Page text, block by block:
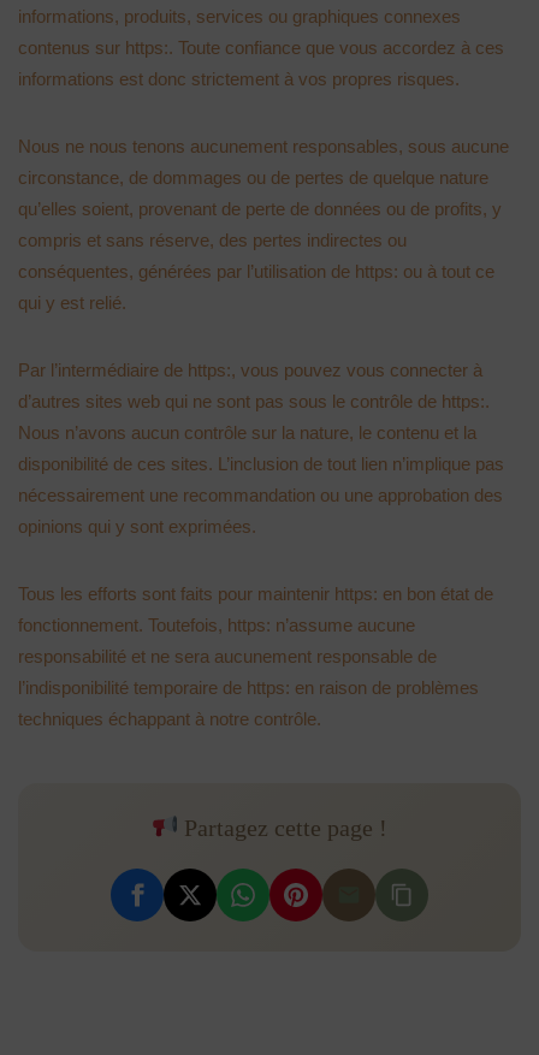
informations, produits, services ou graphiques connexes
contenus sur https:. Toute confiance que vous accordez à ces
informations est donc strictement à vos propres risques.
Nous ne nous tenons aucunement responsables, sous aucune
circonstance, de dommages ou de pertes de quelque nature
qu’elles soient, provenant de perte de données ou de profits, y
compris et sans réserve, des pertes indirectes ou
conséquentes, générées par l’utilisation de https: ou à tout ce
qui y est relié.
Par l’intermédiaire de https:, vous pouvez vous connecter à
d’autres sites web qui ne sont pas sous le contrôle de https:.
Nous n’avons aucun contrôle sur la nature, le contenu et la
disponibilité de ces sites. L’inclusion de tout lien n’implique pas
nécessairement une recommandation ou une approbation des
opinions qui y sont exprimées.
Tous les efforts sont faits pour maintenir https: en bon état de
fonctionnement. Toutefois, https: n’assume aucune
responsabilité et ne sera aucunement responsable de
l’indisponibilité temporaire de https: en raison de problèmes
techniques échappant à notre contrôle.
Partagez cette page !